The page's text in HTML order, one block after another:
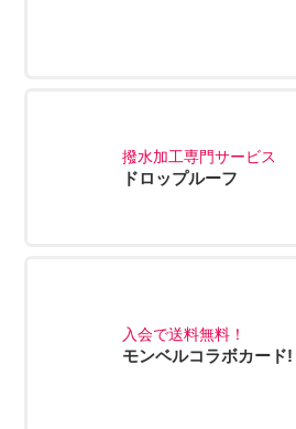
撥水加工専門サービス
ドロップルーフ
入会で送料無料！
モンベルコラボカード!